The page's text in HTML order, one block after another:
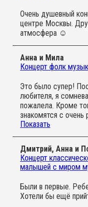
Очень душевный
центре Москвы.
атмосфера ☺️
Анна и Мила
Концерт фолк
Это было супер!
любителя, я
пожалела. Кроме
знакомятся с
духовыми
волшебный звук
ритмичен.
столько мелодия,
конкуренции!
могут это не
дыхания» и
этих чудесных
больше людей! Вы -
Показать
Дмитрий, Анна и
Концерт
малышей с миром
Были в первые.
Хотели бы ещё